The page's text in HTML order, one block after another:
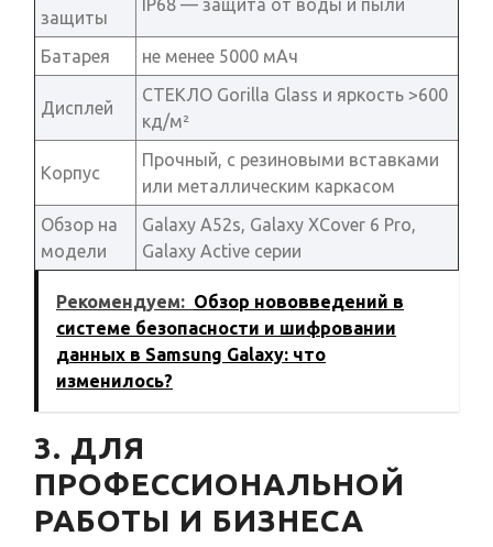
защиты
IP68 — защита от воды и пыли
Батарея не менее 5000 мАч
Дисплей
СТЕКЛО Gorilla Glass и яркость >600
кд/м²
Корпус
Прочный, с резиновыми вставками
или металлическим каркасом
Обзор на
модели
Galaxy A52s, Galaxy XCover 6 Pro,
Galaxy Active серии
Рекомендуем: Обзор нововведений в
системе безопасности и шифровании
данных в Samsung Galaxy: что
изменилось?
3. ДЛЯ
ПРОФЕССИОНАЛЬНОЙ
РАБОТЫ И БИЗНЕСА